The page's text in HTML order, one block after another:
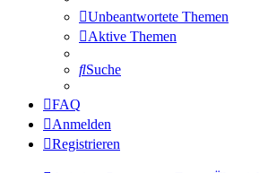
Unbeantwortete Themen
Aktive Themen
Suche
FAQ
Anmelden
Registrieren